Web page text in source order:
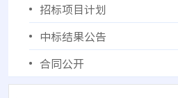
招标项目计划
中标结果公告
合同公开